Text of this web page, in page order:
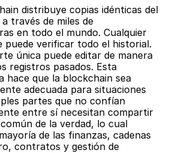
distribuye copias idénticas del
través de miles de
en todo el mundo. Cualquier
puede verificar todo el historial.
única puede editar de manera
registros pasados. Esta
hace que la blockchain sea
adecuada para situaciones
partes que no confían
entre sí necesitan compartir
de la verdad, lo cual
de las finanzas, cadenas
contratos y gestión de